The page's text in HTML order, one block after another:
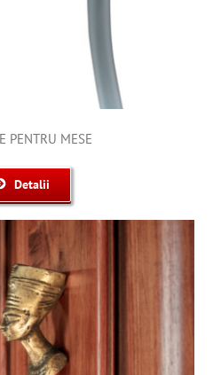
PENTRU MESE
Detalii